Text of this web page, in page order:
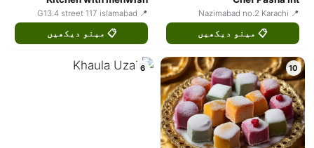
📍 Nazimabad no.2 Karachi
📋 مینو دیکھیں
📍 G13.4 street 117 islamabad
📋 مینو دیکھیں
10
6